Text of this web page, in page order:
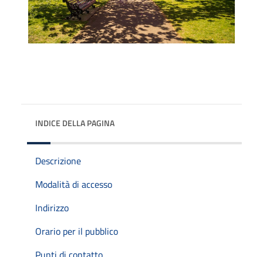
INDICE DELLA PAGINA
Descrizione
Modalità di accesso
Indirizzo
Orario per il pubblico